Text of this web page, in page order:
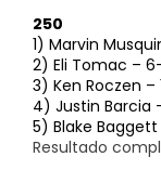
250
1) Marvin
2) Eli Tomac –
3) Ken Roczen –
4) Justin Barcia
5) Blake
Resultado